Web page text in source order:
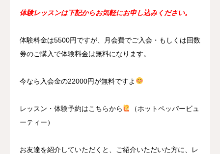
体験レッスンは下記からお気軽にお申し込みください。
体験料金は5500円ですが、月会費でご入会・もしくは回数
券のご購入で体験料金は無料になります。
今なら入会金の22000円が無料ですよ
レッスン・体験予約はこちらから
（ホットペッパービュ
ーティー）
お友達を紹介していただくと、ご紹介いただいた方に、レ